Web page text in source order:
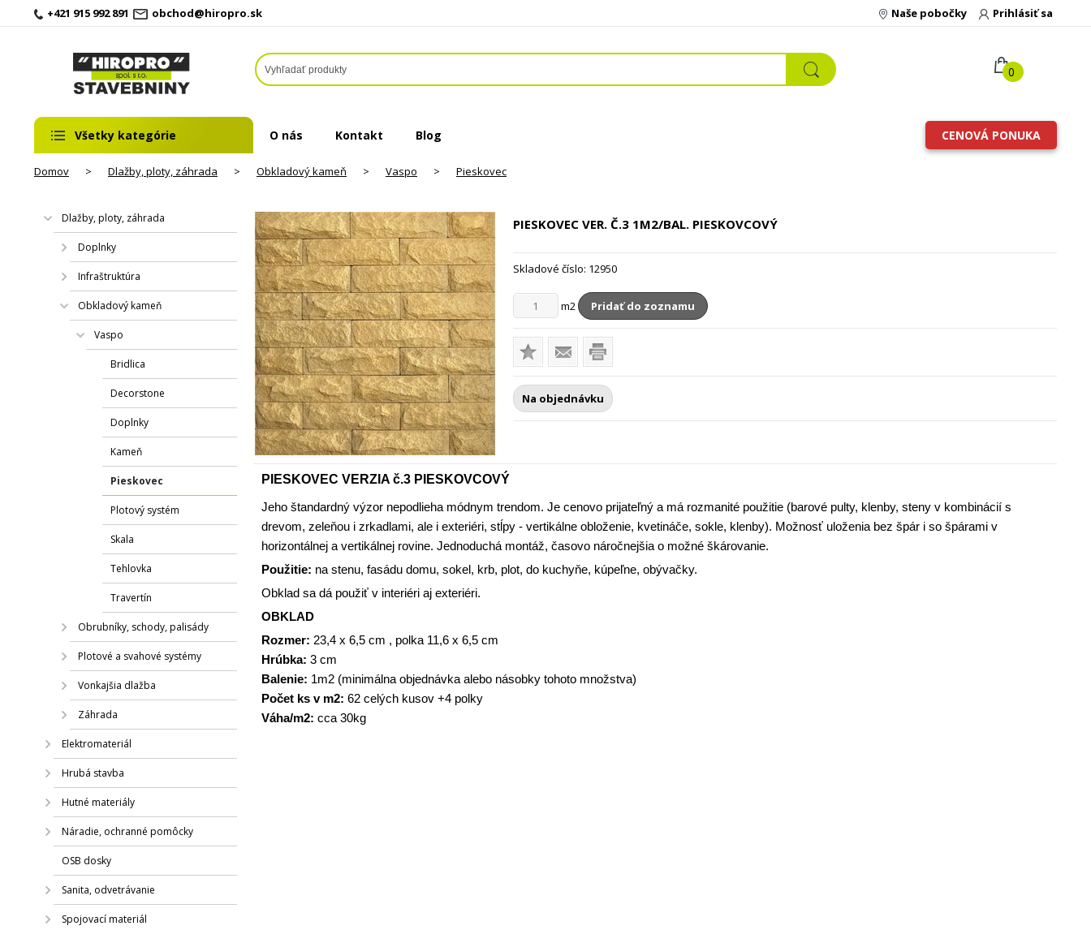
+421 915 992 891 obchod@hiropro.sk Prihlásiť sa
Naše pobočky
0
Všetky kategórie O nás Kontakt Blog CENOVÁ PONUKA
Domov > Dlažby, ploty, záhrada > Obkladový kameň > Vaspo > Pieskovec
Dlažby, ploty, záhrada
Doplnky
Infraštruktúra
Obkladový kameň
Vaspo
Bridlica
Decorstone
Doplnky
Kameň
Pieskovec
Plotový systém
Skala
Tehlovka
Travertín
Obrubníky, schody, palisády
Plotové a svahové systémy
Vonkajšia dlažba
Záhrada
Elektromateriál
Hrubá stavba
Hutné materiály
Náradie, ochranné pomôcky
OSB dosky
Sanita, odvetrávanie
Spojovací materiál
PIESKOVEC VER. Č.3 1M2/BAL. PIESKOVCOVÝ
Skladové číslo: 12950
m2 Pridať do zoznamu
Na objednávku
PIESKOVEC VERZIA č.3 PIESKOVCOVÝ
Jeho štandardný výzor nepodlieha módnym trendom. Je cenovo prijateľný a má rozmanité použitie (barové pulty, klenby, steny v kombinácií s
drevom, zeleňou i zrkadlami, ale i exteriéri, stĺpy - vertikálne obloženie, kvetináče, sokle, klenby). Možnosť uloženia bez špár i so špárami v
horizontálnej a vertikálnej rovine. Jednoduchá montáž, časovo náročnejšia o možné škárovanie.
Použitie: na stenu, fasádu domu, sokel, krb, plot, do kuchyňe, kúpeľne, obývačky.
Obklad sa dá použiť v interiéri aj exteriéri.
OBKLAD
Rozmer: 23,4 x 6,5 cm , polka 11,6 x 6,5 cm
Hrúbka: 3 cm
Balenie: 1m2 (minimálna objednávka alebo násobky tohoto množstva)
Počet ks v m2: 62 celých kusov +4 polky
Váha/m2: cca 30kg